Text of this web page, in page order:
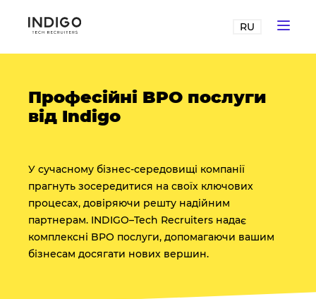
RU
Професійні BPO послуги
від Indigo
У сучасному бізнес-середовищі компанії
прагнуть зосередитися на своїх ключових
процесах, довіряючи решту надійним
партнерам. INDIGO–Tech Recruiters надає
комплексні BPO послуги, допомагаючи вашим
бізнесам досягати нових вершин.